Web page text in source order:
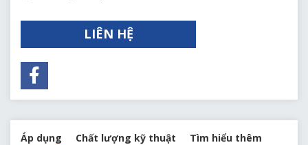
LIÊN HỆ
Áp dụng Chất lượng kỹ thuật Tìm hiểu thêm